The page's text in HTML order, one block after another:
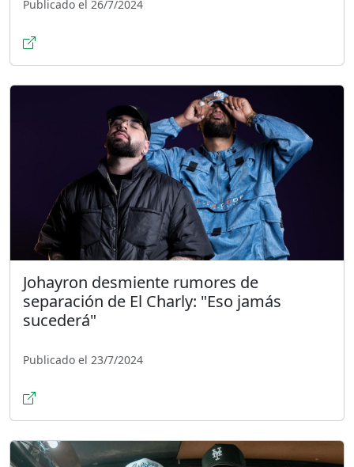
Publicado el 26/7/2024
Johayron desmiente rumores de
separación de El Charly: "Eso jamás
sucederá"
Publicado el 23/7/2024